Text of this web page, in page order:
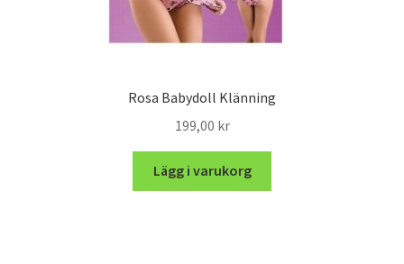
Rosa Babydoll Klänning
199,00 kr
Lägg i varukorg